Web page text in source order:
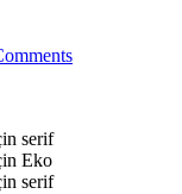
serif
Eko
serif